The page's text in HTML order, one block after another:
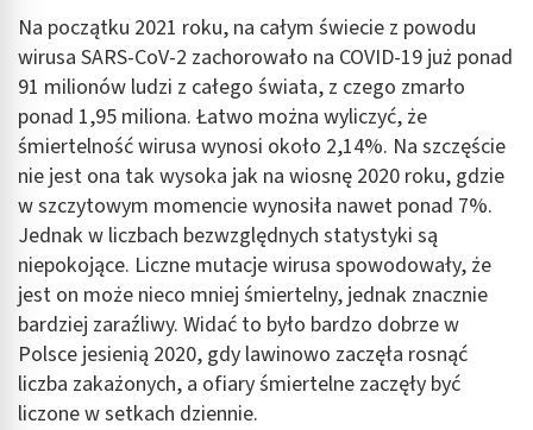
Na początku 2021 roku, na całym świecie z powodu
wirusa SARS-CoV-2 zachorowało na COVID-19 już ponad
91 milionów ludzi z całego świata, z czego zmarło
ponad 1,95 miliona. Łatwo można wyliczyć, że
śmiertelność wirusa wynosi około 2,14%. Na szczęście
nie jest ona tak wysoka jak na wiosnę 2020 roku, gdzie
w szczytowym momencie wynosiła nawet ponad 7%.
Jednak w liczbach bezwzględnych statystyki są
niepokojące. Liczne mutacje wirusa spowodowały, że
jest on może nieco mniej śmiertelny, jednak znacznie
bardziej zaraźliwy. Widać to było bardzo dobrze w
Polsce jesienią 2020, gdy lawinowo zaczęła rosnąć
liczba zakażonych, a ofiary śmiertelne zaczęły być
liczone w setkach dziennie.